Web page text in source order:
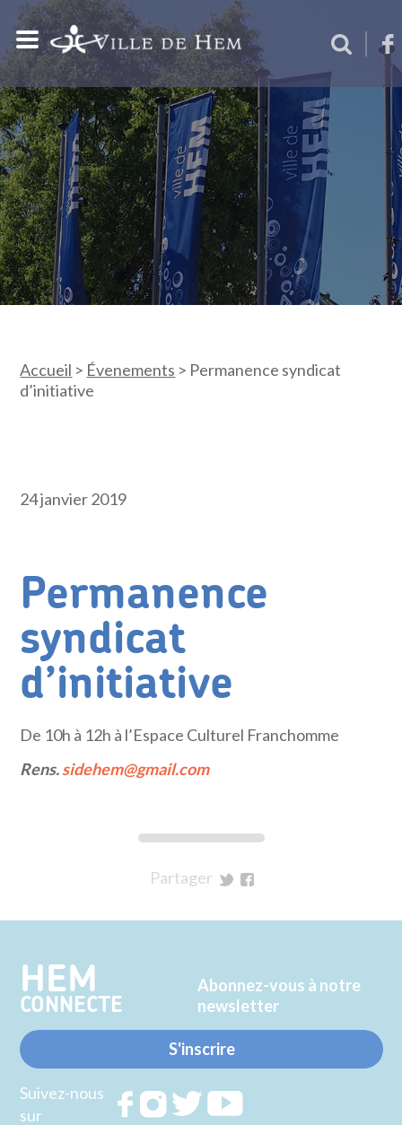
Accueil > Évenements > Permanence syndicat
d’initiative
24 janvier 2019
Permanence
syndicat
d’initiative
De 10h à 12h à l’Espace Culturel Franchomme
Rens.sidehem@gmail.com
Partager
Twitter
Facebook
HEM
CONNECTE
Abonnez-vous à notre
newsletter
S'inscrire
Suivez-nous
sur
RejoignezRejoignezRejoignez